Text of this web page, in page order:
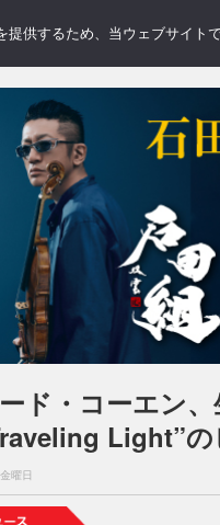
NEWS REVIEWS
ド・コーエン
Light”
曜日
提供するため、当ウェブサイ